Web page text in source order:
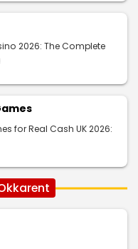
2026: The Complete
for Real Cash UK 2026: